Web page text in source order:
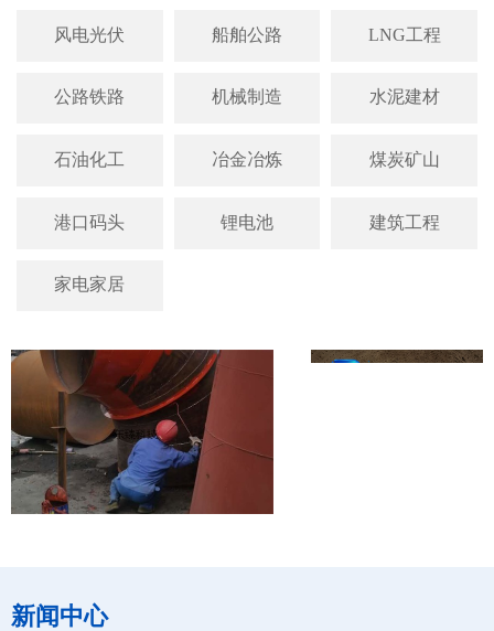
风电光伏 船舶公路 LNG工程
公路铁路 机械制造 水泥建材
石油化工 冶金冶炼 煤炭矿山
港口码头 锂电池 建筑工程
家电家居
电使用龟甲网高温耐
新闻中心